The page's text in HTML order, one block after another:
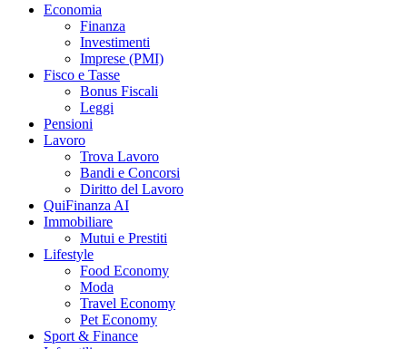
Economia
Finanza
Investimenti
Imprese (PMI)
Fisco e Tasse
Bonus Fiscali
Leggi
Pensioni
Lavoro
Trova Lavoro
Bandi e Concorsi
Diritto del Lavoro
QuiFinanza AI
Immobiliare
Mutui e Prestiti
Lifestyle
Food Economy
Moda
Travel Economy
Pet Economy
Sport & Finance